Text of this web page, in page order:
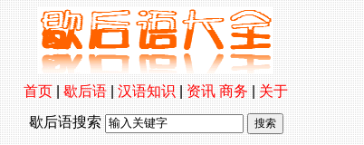
首页|歇后语|汉语知识|资讯 商务|关于
歇后语搜索